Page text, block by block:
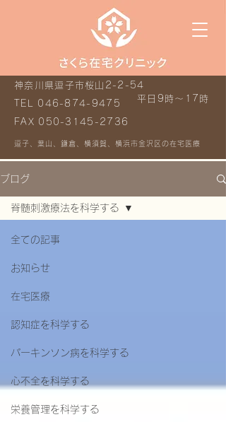
平日9時～17時
神奈川県逗子市桜山2-2-54
TEL 046-874-9475
FAX 050-3145-2736
逗子、葉山、鎌倉、横須賀、横浜市金沢区の在宅医療
ブログ
全ての記事
お知らせ
在宅医療
認知症を科学する
パーキンソン病を科学する
心不全を科学する
栄養管理を科学する
脊髄刺激療法を科学する